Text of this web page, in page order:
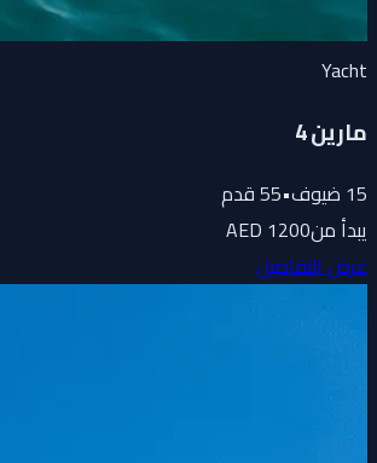
Yacht
مارين 4
15ضيوف•
55قدم
يبدأ من1200 AED
عرض التفاصيل